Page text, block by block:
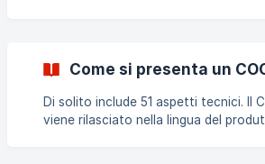
Conformità (COC) viene rilasciato
le lingue ufficiali dell'UE sono
immatricolazion
Come si presenta un
Di solito include 51 aspetti tecnici. Il Certificato di Conformità (COC)
viene rilasciato nella lingua del